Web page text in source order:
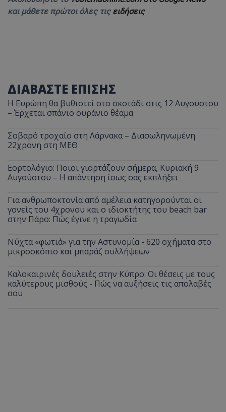
και μάθετε πρώτοι όλες τις ειδήσεις
ΔΙΑΒΑΣΤΕ ΕΠΙΣΗΣ
Η Ευρώπη θα βυθιστεί στο σκοτάδι στις 12 Αυγούστου
– Έρχεται σπάνιο ουράνιο θέαμα
Σοβαρό τροχαίο στη Λάρνακα – Διασωληνωμένη
22χρονη στη ΜΕΘ
Εορτολόγιο: Ποιοι γιορτάζουν σήμερα, Κυριακή 9
Αυγούστου – Η απάντηση ίσως σας εκπλήξει
Για ανθρωποκτονία από αμέλεια κατηγορούνται οι
γονείς του 4χρονου και ο ιδιοκτήτης του beach bar
στην Πάρο: Πώς έγινε η τραγωδία
Νύχτα «φωτιά» για την Αστυνομία - 620 οχήματα στο
μικροσκόπιο και μπαράζ συλλήψεων
Καλοκαιρινές δουλειές στην Κύπρο: Οι θέσεις με τους
καλύτερους μισθούς - Πώς να αυξήσεις τις απολαβές
σου